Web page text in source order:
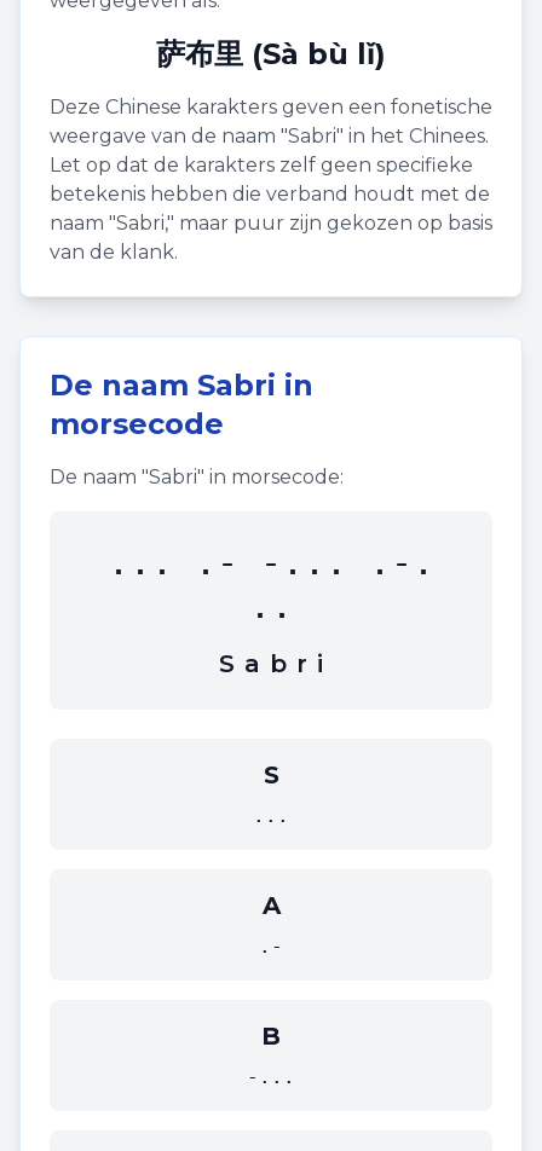
萨布里 (Sà bù lǐ)
Deze Chinese karakters geven een fonetische
weergave van de naam "Sabri" in het Chinees.
Let op dat de karakters zelf geen specifieke
betekenis hebben die verband houdt met de
naam "Sabri," maar puur zijn gekozen op basis
van de klank.
De naam Sabri in
morsecode
De naam "Sabri" in morsecode:
... .- -... .-.
..
S a b r i
S
...
A
.-
B
-...